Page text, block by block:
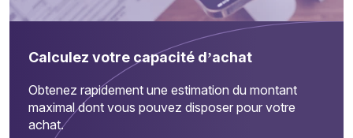
Calculez votre capacité d’achat
Obtenez rapidement une estimation du montant
maximal dont vous pouvez disposer pour votre
achat.